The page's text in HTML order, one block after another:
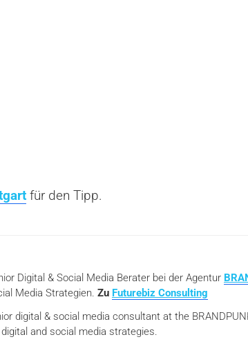
für den Tipp.
Digital & Social Media Berater bei der Agentur
Media Strategien. Zu Futurebiz Consulting
digital & social media consultant at the
and social media strategies.